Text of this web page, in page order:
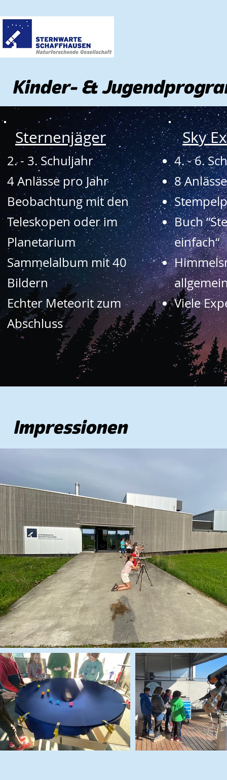
Kinder- &
Sky
4. - 6.
8
Buch
einfach“
Viele
Sternenjäger
2. - 3. Schuljahr
4 Anlässe pro Jahr
Beobachtung mit den
Teleskopen oder im
Planetarium
Sammelalbum mit 40
Bildern
Echter Meteorit zum
Abschluss
Impressionen